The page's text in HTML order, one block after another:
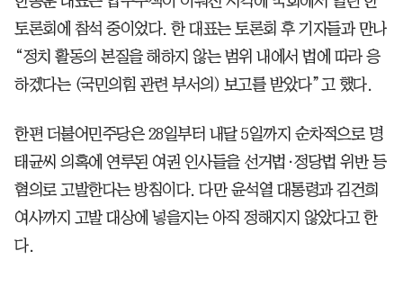
토론회에 참석 중이었다. 한 대표는 토론회 후 기자들과 만나
“정치 활동의 본질을 해하지 않는 범위 내에서 법에 따라 응
하겠다는 (국민의힘 관련 부서의) 보고를 받았다”고 했다.
한편 더불어민주당은 28일부터 내달 5일까지 순차적으로 명
태균씨 의혹에 연루된 여권 인사들을 선거법·정당법 위반 등
혐의로 고발한다는 방침이다. 다만 윤석열 대통령과 김건희
여사까지 고발 대상에 넣을지는 아직 정해지지 않았다고 한
다.